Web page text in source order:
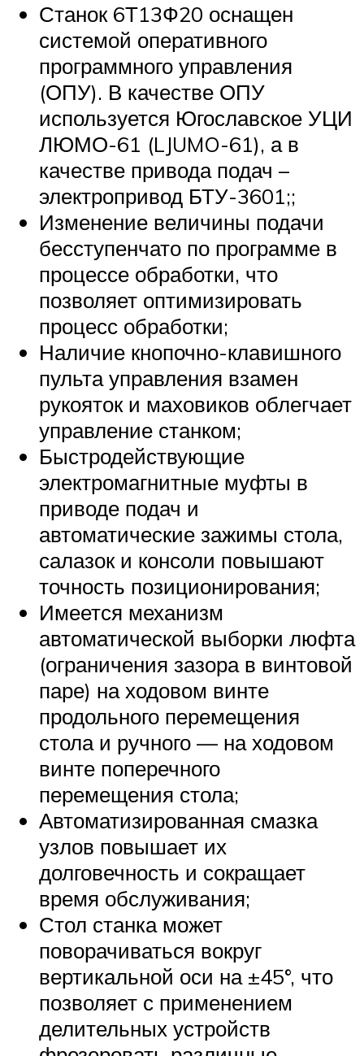
Станок 6Т13Ф20 оснащен
системой оперативного
программного управления
(ОПУ). В качестве ОПУ
используется Югославское УЦИ
ЛЮМО-61 (LJUMO-61), а в
качестве привода подач –
электропривод БТУ-3601;;
Изменение величины подачи
бесступенчато по программе в
процессе обработки, что
позволяет оптимизировать
процесс обработки;
Наличие кнопочно-клавишного
пульта управления взамен
рукояток и маховиков облегчает
управление станком;
Быстродействующие
электромагнитные муфты в
приводе подач и
автоматические зажимы стола,
салазок и консоли повышают
точность позиционирования;
Имеется механизм
автоматической выборки люфта
(ограничения зазора в винтовой
паре) на ходовом винте
продольного перемещения
стола и ручного — на ходовом
винте поперечного
перемещения стола;
Автоматизированная смазка
узлов повышает их
долговечность и сокращает
время обслуживания;
Стол станка может
поворачиваться вокруг
вертикальной оси на ±45°, что
позволяет с применением
делительных устройств